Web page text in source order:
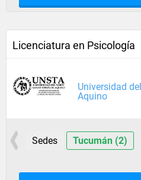
Licenciatura en Psicología
Universidad
Aquino
Sedes Tucumán (2)